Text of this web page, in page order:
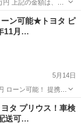
コミコミの金額で
ン可能★トヨタ ピ
11月…
5月14日
上記の金額
等全てコミコミの金
タ プリウス！車検
送可…